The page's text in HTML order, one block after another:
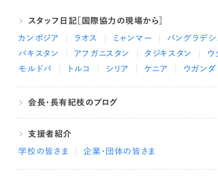
スタッフ日記［国際協力の現場から］
カンボジア
ラオス ミャンマー バングラデシ
パキスタン
アフガニスタン タジキスタン
ウ
モルドバ
トルコ シリア ケニア ウガンダ
会長・長有紀枝のブログ
支援者紹介
学校の皆さま
企業・団体の皆さま